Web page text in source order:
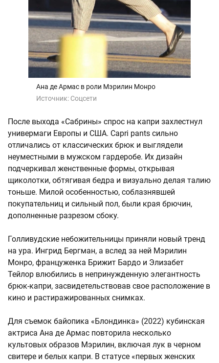
Ана де Армас в роли Мэрилин Монро
Источник: Соцсети
После выхода «Сабрины» спрос на капри захлестнул
универмаги Европы и США. Capri pants сильно
отличались от классических брюк и выглядели
неуместными в мужском гардеробе. Их дизайн
подчеркивал женственные формы, открывая
щиколотки, обтягивая бедра и визуально делая талию
тоньше. Милой особенностью, соблазнявшей
покупательниц и сильный пол, были края брючин,
дополненные разрезом сбоку.
Голливудские небожительницы приняли новый тренд
на ура. Ингрид Бергман, а вслед за ней Мэрилин
Монро, француженка Брижит Бардо и Элизабет
Тейлор влюбились в непринужденную элегантность
брюк-капри, засвидетельствовав свое расположение в
кино и растиражированных снимках.
Для съемок байопика «Блондинка» (2022) кубинская
актриса Ана де Армас повторила несколько
культовых образов Мэрилин, включая лук в черном
свитере и белых капри. В статусе «первых женских